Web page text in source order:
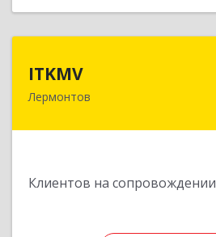
ITKMV
Лермонтов
Клиентов на сопровождении